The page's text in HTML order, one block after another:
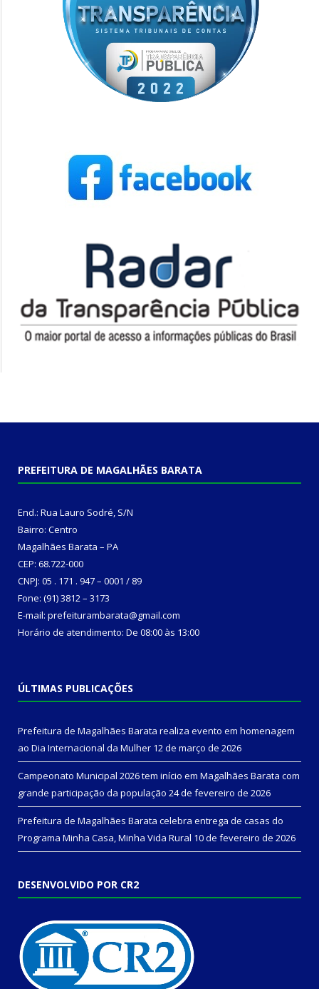
PREFEITURA DE MAGALHÃES BARATA
End.: Rua Lauro Sodré, S/N
Bairro: Centro
Magalhães Barata – PA
CEP: 68.722-000
CNPJ: 05 . 171 . 947 – 0001 / 89
Fone: (91) 3812 – 3173
E-mail: prefeiturambarata@gmail.com
Horário de atendimento: De 08:00 às 13:00
ÚLTIMAS PUBLICAÇÕES
Prefeitura de Magalhães Barata realiza evento em homenagem
ao Dia Internacional da Mulher 12 de março de 2026
Campeonato Municipal 2026 tem início em Magalhães Barata com
grande participação da população 24 de fevereiro de 2026
Prefeitura de Magalhães Barata celebra entrega de casas do
Programa Minha Casa, Minha Vida Rural 10 de fevereiro de 2026
DESENVOLVIDO POR CR2